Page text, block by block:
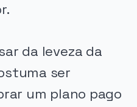
da leveza da
ser
um plano pago